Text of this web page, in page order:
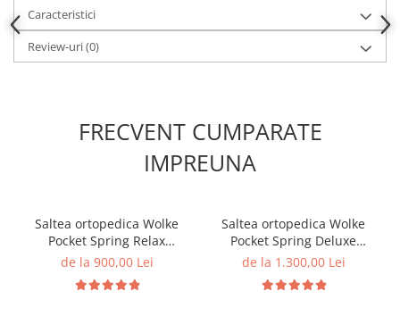
Caracteristici
Review-uri(0)
FRECVENT CUMPARATE
IMPREUNA
Saltea ortopedica Wolke
Pocket Spring Relax
160x200x20 cm, 17 cm
Spring, 3 cm spuma
de la 900,00 Lei
Saltea ortopedica Wolke
Pocket Spring Deluxe
180x200x32 cm, cu arcuri
poliuretanica de 2 cm si
de la 1.300,00 Lei